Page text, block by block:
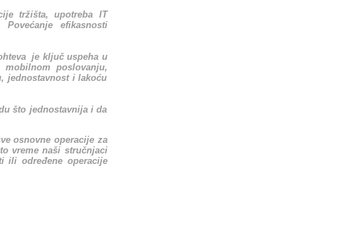
tržišta, upotreba IT
efikasnosti
je ključ uspeha u
poslovanju,
jednostavnost i lakoću
što jednostavnija i da
osnovne operacije za
vreme naši stručnjaci
ili određene operacije